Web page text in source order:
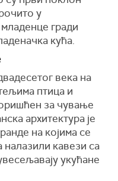
у
младенце гради
кућа.
века на
птица и
за чување
архитектура је
на којима се
налазили кавези са
укућане